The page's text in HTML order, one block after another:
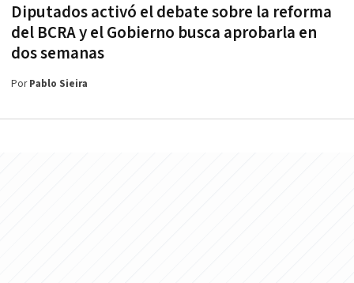
Diputados activó el debate sobre la reforma
del BCRA y el Gobierno busca aprobarla en
dos semanas
PorPablo Sieira